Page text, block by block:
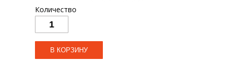
Количество